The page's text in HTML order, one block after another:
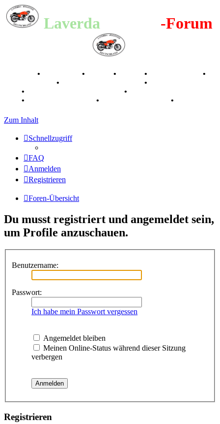
Laverda -Forum
• • • •
•
• •
• •
• • •
Zum Inhalt
Schnellzugriff
FAQ
Anmelden
Registrieren
Foren-Übersicht
Du musst registriert und angemeldet sein,
um Profile anzuschauen.
Benutzername:
Passwort:
Ich habe mein Passwort vergessen
Angemeldet bleiben
Meinen Online-Status während dieser Sitzung
verbergen
Registrieren